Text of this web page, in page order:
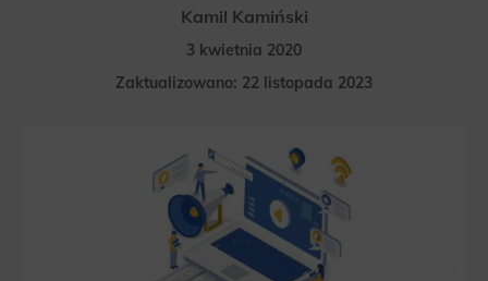
Kamil Kamiński
3 kwietnia 2020
Zaktualizowano: 22 listopada 2023